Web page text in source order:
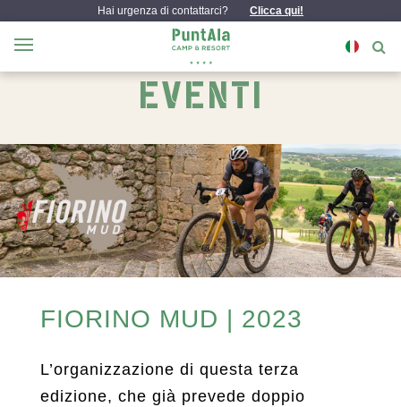
Hai urgenza di contattarci? Clicca qui!
EVENTI
FIORINO MUD | 2023
L’organizzazione di questa terza
edizione, che già prevede doppio